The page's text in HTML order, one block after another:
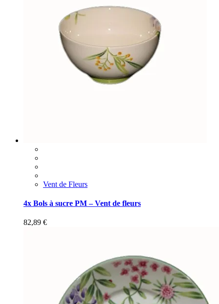
Vent de Fleurs
4x Bols à sucre PM – Vent de fleurs
82,89 €